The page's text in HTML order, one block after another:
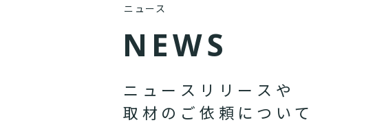
ニュース
N EWS
ニ ュ ー ス リ リ ー ス や
取 材 の ご 依 頼 に つ い て